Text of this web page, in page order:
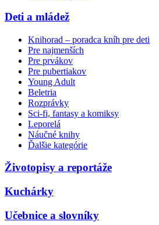
Deti a mládež
Knihorad – poradca kníh pre deti
Pre najmenších
Pre prvákov
Pre pubertiakov
Young Adult
Beletria
Rozprávky
Sci-fi, fantasy a komiksy
Leporelá
Náučné knihy
Ďalšie kategórie
Životopisy a reportáže
Kuchárky
Učebnice a slovníky